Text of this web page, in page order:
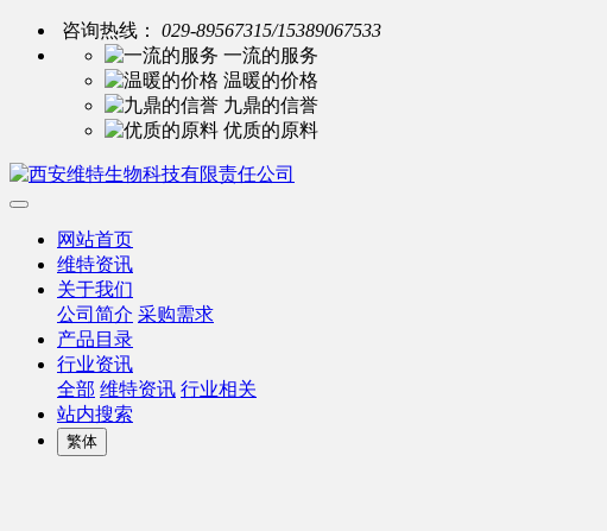
咨询热线：
029-89567315/15389067533
一流的服务
温暖的价格
九鼎的信誉
优质的原料
网站首页
维特资讯
关于我们
公司简介 采购需求
产品目录
行业资讯
全部 维特资讯 行业相关
站内搜索
繁体